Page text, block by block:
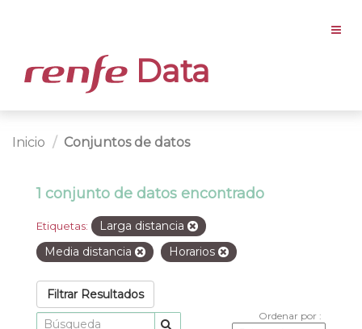
Data
Inicio Conjuntos de datos
1 conjunto de datos encontrado
Etiquetas:
Larga distancia
Media distancia
Horarios
Filtrar Resultados
Ordenar por